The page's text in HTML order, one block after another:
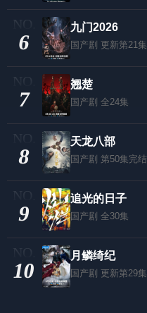
6
九门2026
国产剧 更新第21集
7
翘楚
国产剧 全24集
8
天龙八部
国产剧 第50集完结
9
追光的日子
国产剧 全30集
10
月鳞绮纪
国产剧 更新第29集